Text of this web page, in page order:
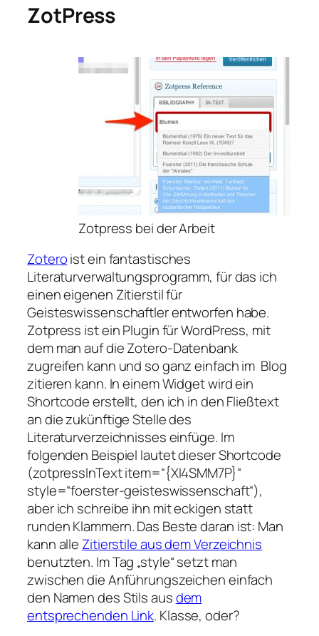
ZotPress
Zotpress bei der Arbeit
Zoteroist ein fantastisches
Literaturverwaltungsprogramm, für das ich
einen eigenen Zitierstil für
Geisteswissenschaftler entworfen habe.
Zotpress ist ein Plugin für WordPress, mit
dem man auf die Zotero-Datenbank
zugreifen kann und so ganz einfach im Blog
zitieren kann. In einem Widget wird ein
Shortcode erstellt, den ich in den Fließtext
an die zukünftige Stelle des
Literaturverzeichnisses einfüge. Im
folgenden Beispiel lautet dieser Shortcode
(zotpressInText item=“{XI4SMM7P}“
style=“foerster-geisteswissenschaft“),
aber ich schreibe ihn mit eckigen statt
runden Klammern. Das Beste daran ist: Man
kann alle Zitierstile aus dem Verzeichnis
benutzten. Im Tag „style“ setzt man
zwischen die Anführungszeichen einfach
den Namen des Stils ausdem
entsprechenden Link. Klasse, oder?